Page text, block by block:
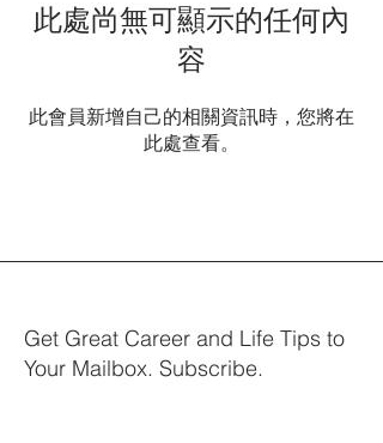
此處尚無可顯示的任何內
容
此會員新增自己的相關資訊時，您將在
此處查看。
Get Great Career and Life Tips to
Your Mailbox. Subscribe.